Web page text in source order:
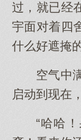
过，就已经
宇面对着四
什么好遮掩
空气中
启动到现在
“哈哈